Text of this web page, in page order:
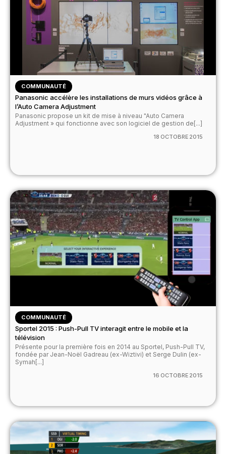
COMMUNAUTÉ
Panasonic accélère les installations de murs vidéos grâce à
l’Auto Camera Adjustment
Panasonic propose un kit de mise à niveau "Auto Camera
Adjustment » qui fonctionne avec son logiciel de gestion de[...]
18 OCTOBRE 2015
COMMUNAUTÉ
Sportel 2015 : Push-Pull TV interagit entre le mobile et la
télévision
Présente pour la première fois en 2014 au Sportel, Push-Pull TV,
fondée par Jean-Noël Gadreau (ex-Wiztivi) et Serge Dulin (ex-
Symah[...]
16 OCTOBRE 2015